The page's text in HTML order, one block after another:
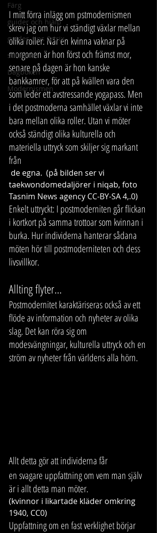
Färg
guider och hjälp
guider, tips & trix
stilikoner
Dagboken
Modernismen
I mitt förra inlägg om pstmodernismen
skrev jag om hur vi ständigt växlar mellan
olika roller. När en kvinna vaknar på
morgonen är hon först och främst mor,
senare på dagen är hon kanske
bankkamrer, för att på kvällen vara den
som leder ett avstressande yogapass. Men
i det postmoderna samhället växlar vi inte
bara mellan olika roller. Utan vi möter
också ständigt olika kulturella och
materiella uttryck som skiljer sig markant
från
taekwondomedaljörer i niqab, foto
Tasnim News agency CC-BY-SA 4,.0)
Enkelt uttryckt: I postmoderniten går flickan
i kortkort på samma trottoar som kvinnan i
burka. Hur individerna hanterar sådana
möten hör till postmoderniteten och dess
livsvillkor.
Allting flyter...
Postmodernitet karaktäriseras också av ett
flöde av information och nyheter av olika
slag. Det kan röra sig om
modesvängningar, kulturella uttryck och en
ström av nyheter från världens alla hörn.
Allt detta gör att individerna får
en svagare uppfattning om vem man själv
är i allt detta man möter.
(kvinnor i likartade kläder omkring
1940, CC0)
Uppfattning om en fast verklighet börjar